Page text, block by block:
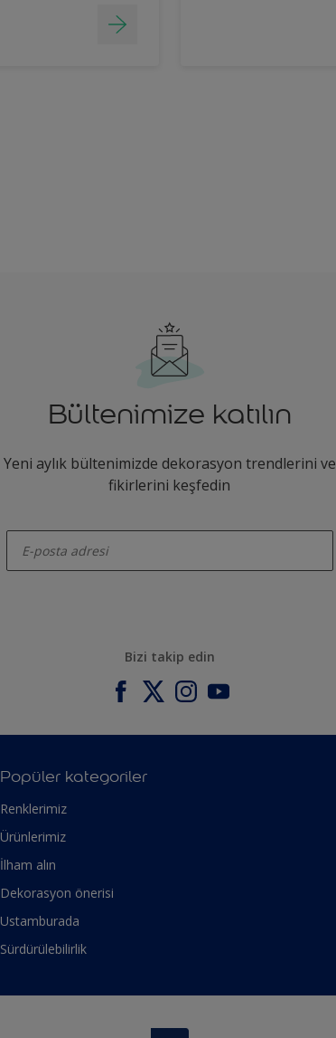
Bültenimize katılın
Yeni aylık bültenimizde dekorasyon trendlerini ve
fikirlerini keşfedin
Bizi takip edin
Popüler kategoriler
Renklerimiz
Ürünlerimiz
İlham alın
Dekorasyon önerisi
Ustamburada
Sürdürülebilirlik